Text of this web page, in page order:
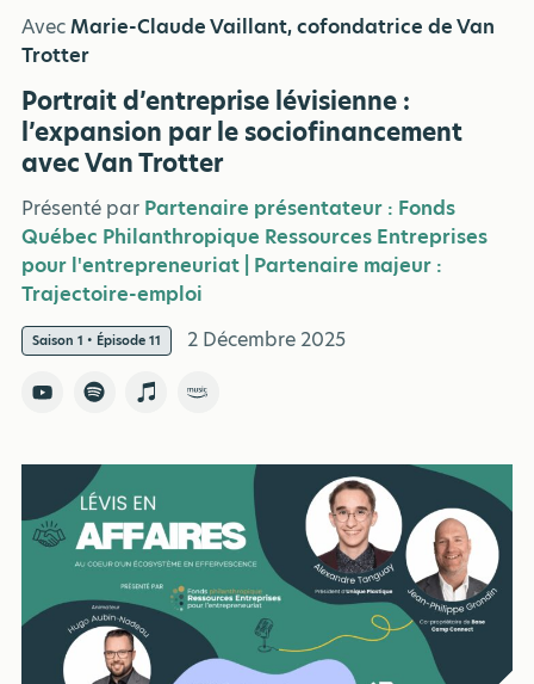
AvecMarie-Claude Vaillant, cofondatrice de Van
Trotter
Portrait d’entreprise lévisienne :
l’expansion par le sociofinancement
avec Van Trotter
Présenté par Partenaire présentateur : Fonds
Québec Philanthropique Ressources Entreprises
pour l'entrepreneuriat | Partenaire majeur :
Trajectoire-emploi
Saison 1 • Épisode 11 2 Décembre 2025